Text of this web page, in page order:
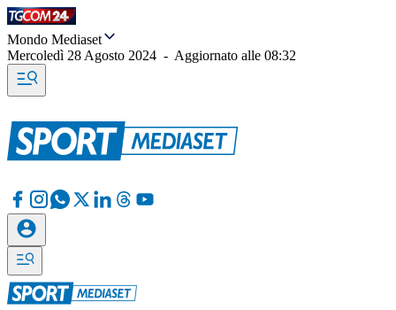
Mondo Mediaset
Mercoledì 28 Agosto 2024 - Aggiornato alle 08:32